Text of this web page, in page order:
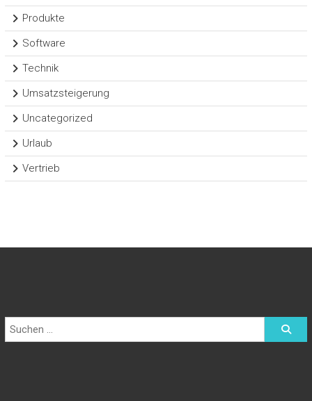
Produkte
Software
Technik
Umsatzsteigerung
Uncategorized
Urlaub
Vertrieb